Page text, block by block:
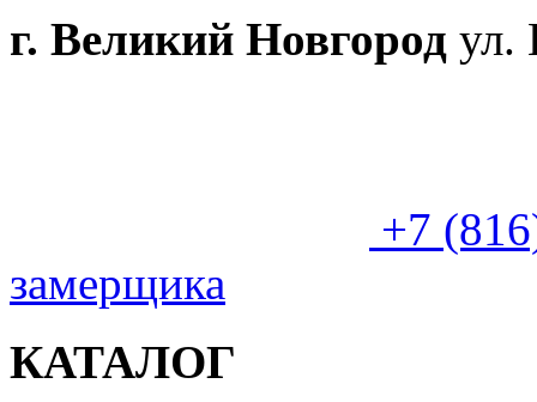
г. Великий Новгород ул.
+7
замерщика
КАТАЛОГ